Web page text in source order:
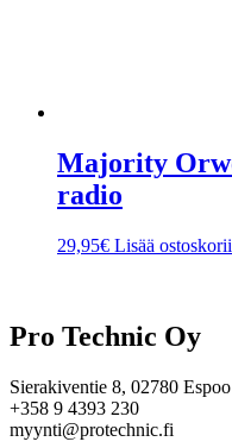
Majority
radio
29,95€ Lisää
Pro Technic Oy
Sierakiventie 8, 02780 Espoo
+358 9 4393 230
myynti@protechnic.fi